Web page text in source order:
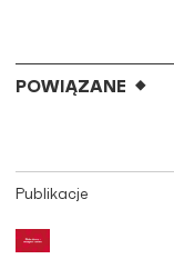
POWIĄZANE
Publikacje